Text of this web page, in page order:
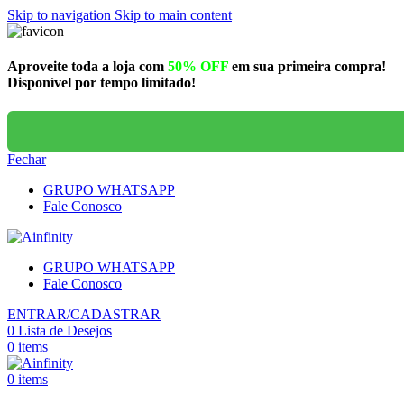
Skip to navigation Skip to main content
Aproveite toda a loja com 50% OFF em sua primeira compra!
Disponível por tempo limitado!
Fechar
GRUPO WHATSAPP
Fale Conosco
GRUPO WHATSAPP
Fale Conosco
ENTRAR/CADASTRAR
0 Lista de Desejos
0 items
0 items